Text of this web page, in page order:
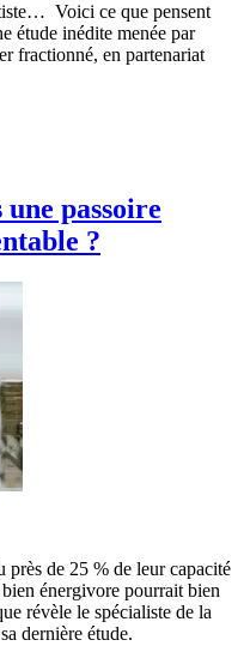
Voici ce que pensent
étude inédite menée par
fractionné, en partenariat
passoire
?
près de 25 % de leur capacité
énergivore pourrait bien
révèle le spécialiste de la
dernière étude.